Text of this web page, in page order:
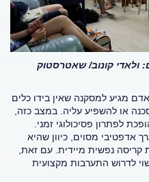
ולאדי קונוב/ שאטרסטוק
מגיע למסקנה שאין בידו כלים
או להשפיע עליה. במצב כזה,
לפתרון פסיכולוגי זמני.
אדפטיבי מסוים, כיוון שהיא
נפשית מיידית. עם זאת,
לדרוש התערבות מקצועית